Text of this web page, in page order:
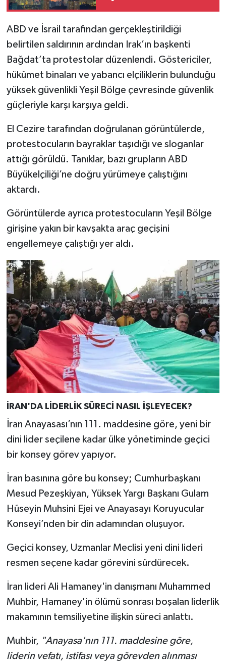
ABD ve İsrail tarafından gerçekleştirildiği
belirtilen saldırının ardından Irak’ın başkenti
Bağdat’ta protestolar düzenlendi. Göstericiler,
hükümet binaları ve yabancı elçiliklerin bulunduğu
yüksek güvenlikli Yeşil Bölge çevresinde güvenlik
güçleriyle karşı karşıya geldi.
El Cezire tarafından doğrulanan görüntülerde,
protestocuların bayraklar taşıdığı ve sloganlar
attığı görüldü. Tanıklar, bazı grupların ABD
Büyükelçiliği’ne doğru yürümeye çalıştığını
aktardı.
Görüntülerde ayrıca protestocuların Yeşil Bölge
girişine yakın bir kavşakta araç geçişini
engellemeye çalıştığı yer aldı.
İRAN'DA LİDERLİK SÜRECİ NASIL İŞLEYECEK?
İran Anayasası’nın 111. maddesine göre, yeni bir
dini lider seçilene kadar ülke yönetiminde geçici
bir konsey görev yapıyor.
İran basınına göre bu konsey; Cumhurbaşkanı
Mesud Pezeşkiyan, Yüksek Yargı Başkanı Gulam
Hüseyin Muhsini Ejei ve Anayasayı Koruyucular
Konseyi’nden bir din adamından oluşuyor.
Geçici konsey, Uzmanlar Meclisi yeni dini lideri
resmen seçene kadar görevini sürdürecek.
İran lideri Ali Hamaney'in danışmanı Muhammed
Muhbir, Hamaney'in ölümü sonrası boşalan liderlik
makamının temsiliyetine ilişkin süreci anlattı.
Muhbir, "Anayasa'nın 111. maddesine göre,
liderin vefatı, istifası veya görevden alınması